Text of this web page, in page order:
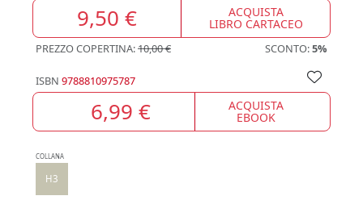
9,50 € ACQUISTA
LIBRO CARTACEO
PREZZO COPERTINA:10,00 € SCONTO:5%
ISBN 9788810975787
6,99 € ACQUISTA
EBOOK
COLLANA
H3